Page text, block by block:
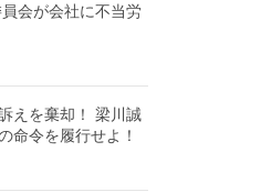
会が会社に不当労
えを棄却！ 梁川誠
命令を履行せよ！